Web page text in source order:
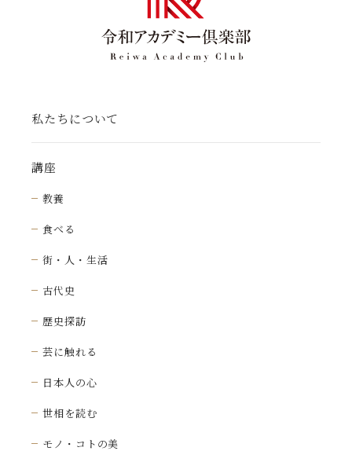
私たちについて
講座
教養
食べる
街・人・生活
古代史
歴史探訪
芸に触れる
日本人の心
世相を読む
モノ・コトの美